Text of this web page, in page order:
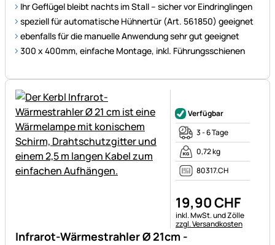
Ihr Geflügel bleibt nachts im Stall – sicher vor Eindringlingen
speziell für automatische Hühnertür (Art. 561850) geeignet
ebenfalls für die manuelle Anwendung sehr gut geeignet
300 x 400mm, einfache Montage, inkl. Führungsschienen
Infrarot-Wärmestrahler Ø 21cm -
Verfügbar
3 - 6 Tage
0,72 kg
80317.CH
19,90CHF
Steuerhinweis:
inkl. MwSt. und Zölle
zzgl. Versandkosten